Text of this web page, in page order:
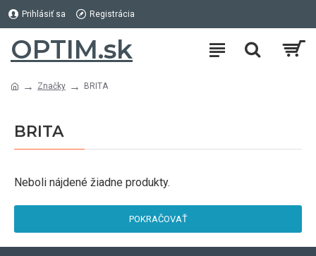
Prihlásiť sa Registrácia
OPTIM.sk
Značky BRITA
BRITA
Neboli nájdené žiadne produkty.
POKRAČOVAŤ